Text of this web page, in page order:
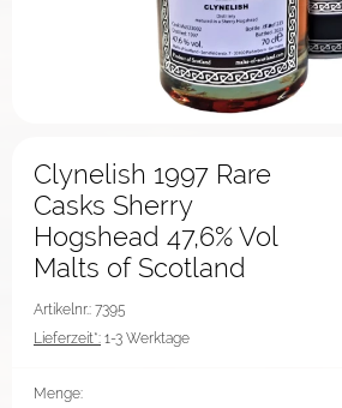
Clynelish 1997 Rare
Casks Sherry
Hogshead 47,6% Vol
Malts of Scotland
Artikelnr.: 7395
Lieferzeit*: 1-3 Werktage
Menge: